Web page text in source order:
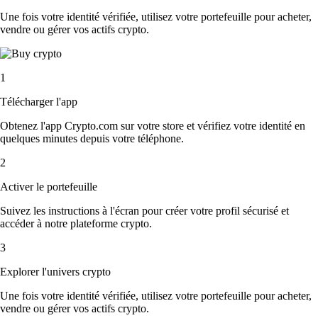
Une fois votre identité vérifiée, utilisez votre portefeuille pour acheter,
vendre ou gérer vos actifs crypto.
1
Télécharger l'app
Obtenez l'app Crypto.com sur votre store et vérifiez votre identité en
quelques minutes depuis votre téléphone.
2
Activer le portefeuille
Suivez les instructions à l'écran pour créer votre profil sécurisé et
accéder à notre plateforme crypto.
3
Explorer l'univers crypto
Une fois votre identité vérifiée, utilisez votre portefeuille pour acheter,
vendre ou gérer vos actifs crypto.